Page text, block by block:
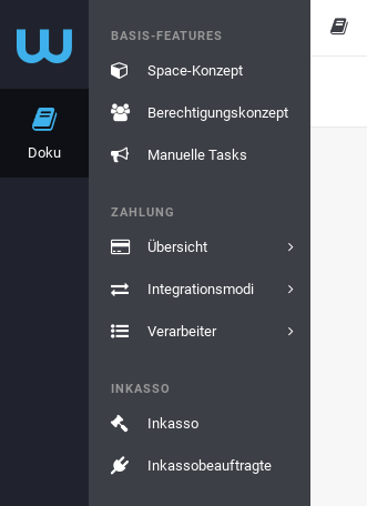
Doku
BASIS-FEATURES
Space-Konzept
Berechtigungskonzept
Manuelle Tasks
ZAHLUNG
Übersicht
Integrationsmodi
Verarbeiter
INKASSO
Inkasso
Inkassobeauftragte